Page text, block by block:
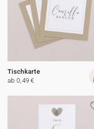
Tischkarte
ab 0,49 €